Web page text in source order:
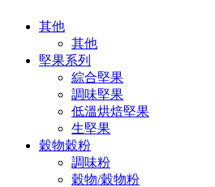
其他
其他
堅果系列
綜合堅果
調味堅果
低溫烘焙堅果
生堅果
穀物穀粉
調味粉
穀物/穀物粉